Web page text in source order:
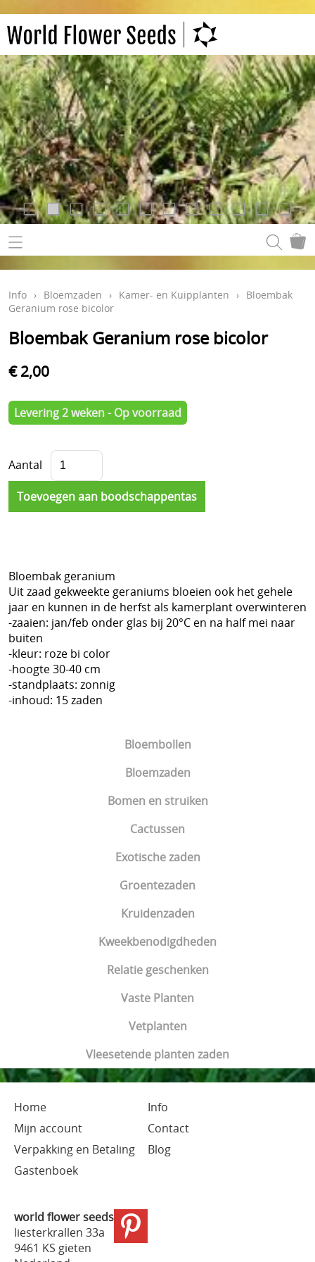
Bloembollen
Bloemzaden
Bomen en struiken
Cactussen
Exotische zaden
Groentezaden
Kruidenzaden
Kweekbenodigdheden
Relatie geschenken
Vaste Planten
Vetplanten
Vleesetende planten zaden
Info › Bloemzaden › Kamer- en Kuipplanten › Bloembak
Geranium rose bicolor
Bloembak Geranium rose bicolor
€ 2,00
Levering 2 weken - Op voorraad
Aantal
Bloembak geranium
Uit zaad gekweekte geraniums bloeien ook het gehele
jaar en kunnen in de herfst als kamerplant overwinteren
-zaaien: jan/feb onder glas bij 20°C en na half mei naar
buiten
-kleur: roze bi color
-hoogte 30-40 cm
-standplaats: zonnig
-inhoud: 15 zaden
Home
Info
Mijn account
Contact
Verpakking en Betaling
Blog
Gastenboek
world flower seeds
liesterkrallen 33a
9461 KS gieten